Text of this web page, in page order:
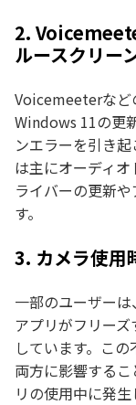
2.
ルースクリー
Voicemeeterなど
Windows 11の更
ンエラーを引き
は主にオーディ
ライバーの更新
す。
3. カメラ使用
一部のユーザー
アプリがフリー
しています。こ
両方に影響する
リの使用中に発生